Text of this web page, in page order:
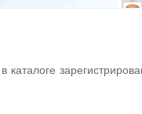
каталоге